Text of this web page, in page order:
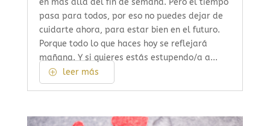
en más allá del fin de semana. Pero el tiempo
pasa para todos, por eso no puedes dejar de
cuidarte ahora, para estar bien en el futuro.
Porque todo lo que haces hoy se reflejará
mañana. Y si quieres estás estupendo/a a...
leer más